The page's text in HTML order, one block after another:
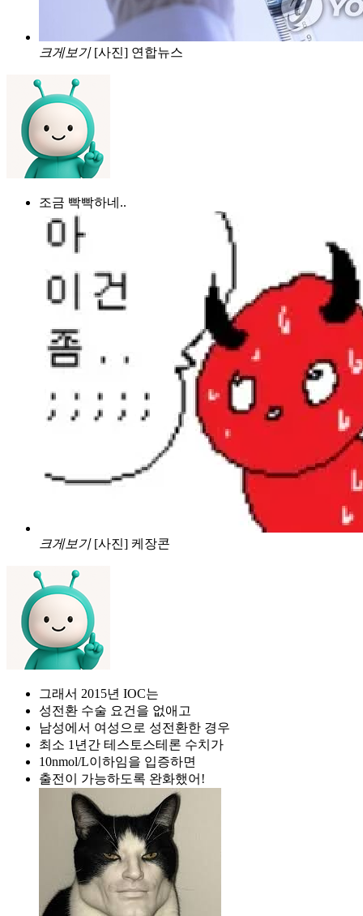
크게보기 [사진] 연합뉴스
조금 빡빡하네..
크게보기 [사진] 케장콘
그래서 2015년 IOC는
성전환 수술 요건을 없애고
남성에서 여성으로 성전환한 경우
최소 1년간 테스토스테론 수치가
10nmol/L이하임을 입증하면
출전이 가능하도록 완화했어!